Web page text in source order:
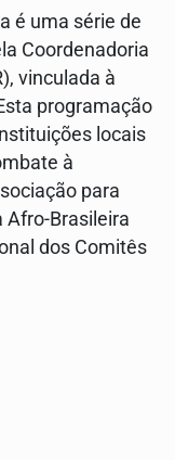
é uma série de
Coordenadoria
vinculada à
programação
locais
à
para
Afro-Brasileira
dos Comitês